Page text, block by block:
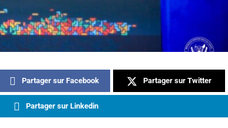
Partager sur Facebook Partager sur Twitter
Partager sur Linkedin